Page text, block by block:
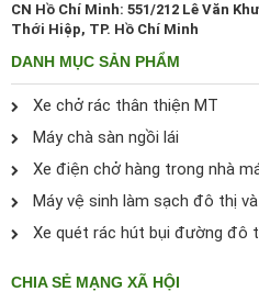
CN Hồ Chí Minh: 551/212 Lê Văn
Thới Hiệp, TP. Hồ Chí Minh
DANH MỤC SẢN PHẨM
Xe chở rác thân thiện MT
Máy chà sàn ngồi lái
Xe điện chở hàng trong nhà
Máy vệ sinh làm sạch đô thị
Xe quét rác hút bụi đường đô
CHIA SẺ MẠNG XÃ HỘI